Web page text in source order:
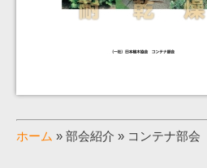
ホーム » 部会紹介 » コンテナ部会